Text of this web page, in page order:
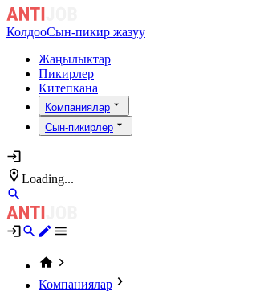
КолдооСын-пикир жазуу
Жаңылыктар
Пикирлер
Китепкана
Компаниялар
Сын-пикирлер
Loading...
Компаниялар